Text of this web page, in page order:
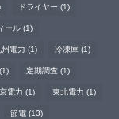
ドライヤー (1)
ール (1)
州電力 (1) 冷凍庫 (1)
(1) 定期調査 (1)
電力 (1) 東北電力 (1)
節電 (13)